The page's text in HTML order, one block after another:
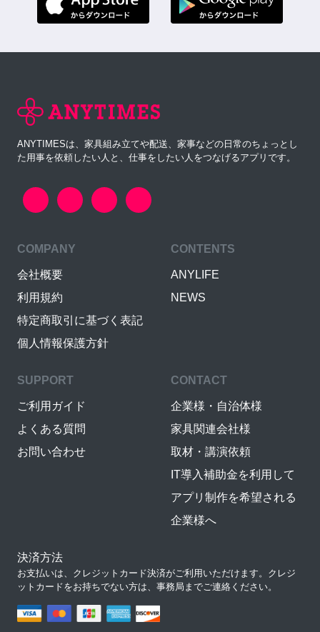
ANYTIMESは、家具組み立てや配送、家事などの日常のちょっとし
た用事を依頼したい人と、仕事をしたい人をつなげるアプリです。
COMPANY
会社概要
利用規約
特定商取引に基づく表記
個人情報保護方針
CONTENTS
ANYLIFE
NEWS
SUPPORT
ご利用ガイド
よくある質問
お問い合わせ
CONTACT
企業様・自治体様
家具関連会社様
取材・講演依頼
IT導入補助金を利用して
アプリ制作を希望される
企業様へ
決済方法
お支払いは、クレジットカード決済がご利用いただけます。クレジ
ットカードをお持ちでない方は、事務局までご連絡ください。